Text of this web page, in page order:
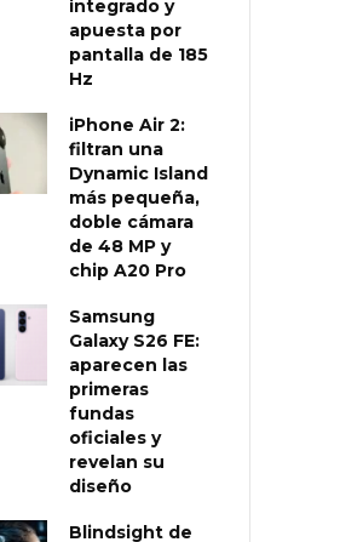
integrado y
apuesta por
pantalla de 185
Hz
iPhone Air 2:
filtran una
Dynamic Island
más pequeña,
doble cámara
de 48 MP y
chip A20 Pro
Samsung
Galaxy S26 FE:
aparecen las
primeras
fundas
oficiales y
revelan su
diseño
Blindsight de